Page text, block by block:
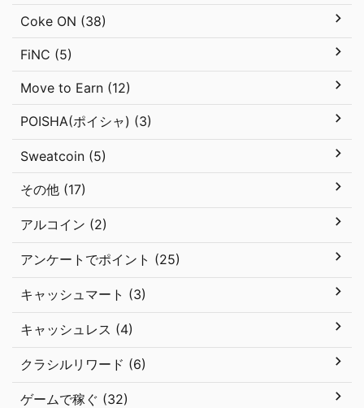
Coke ON (38)
FiNC (5)
Move to Earn (12)
POISHA(ポイシャ) (3)
Sweatcoin (5)
その他 (17)
アルコイン (2)
アンケートでポイント (25)
キャッシュマート (3)
キャッシュレス (4)
クラシルリワード (6)
ゲームで稼ぐ (32)